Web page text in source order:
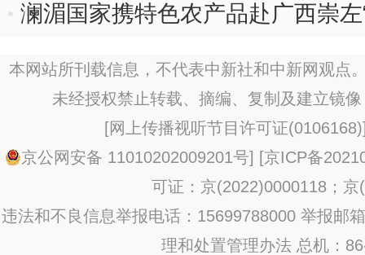
现
澜湄国家携特色农产品赴广西崇左
本网站所刊载信息，不代表中新社和中新网观点
未经授权禁止转载、摘编、复制及建立镜
[网上传播视听节目许可证(0106168)
京公网安备 11010202009201号] [京ICP备
可证：京(2022)0000118；京
违法和不良信息举报电话：15699788000 举报邮
理和处置管理办法 总机：